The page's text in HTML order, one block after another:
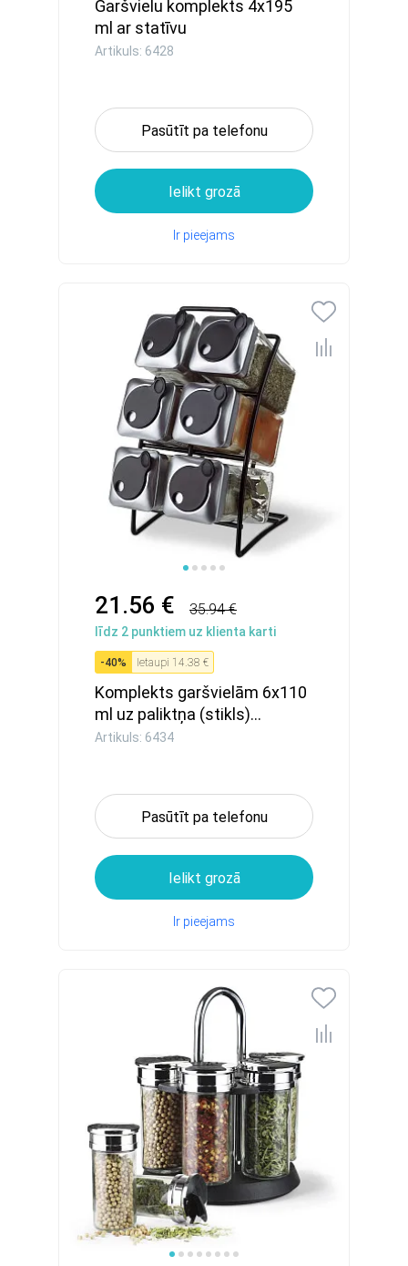
Garšvielu komplekts 4x195
ml ar statīvu
Artikuls: 6428
Pasūtīt pa telefonu
Ielikt grozā
Ir pieejams
21.56 € 35.94 €
līdz 2 punktiem uz klienta karti
-40% Ietaupi 14.38 €
Komplekts garšvielām 6x110
ml uz paliktņa (stikls)...
Artikuls: 6434
Pasūtīt pa telefonu
Ielikt grozā
Ir pieejams